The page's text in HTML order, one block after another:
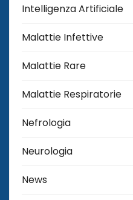
Intelligenza Artificiale
Malattie Infettive
Malattie Rare
Malattie Respiratorie
Nefrologia
Neurologia
News